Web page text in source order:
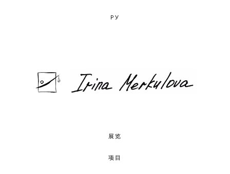
РУ
展览
项目